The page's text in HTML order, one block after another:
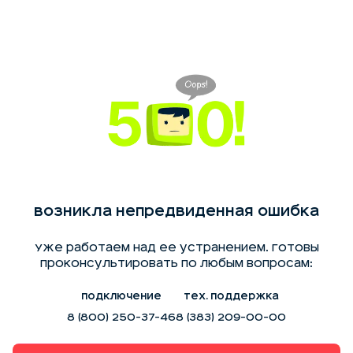
Возникла непредвиденная ошибка
Уже работаем над ее устранением. Готовы
проконсультировать по любым вопросам:
Подключение
8 (800) 250-37-46
Тех. поддержка
8 (383) 209-00-00